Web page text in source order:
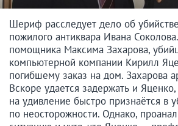
Шериф расследует дело об
пожилого антиквара Ивана
помощника Максима Захарова,
компьютерной компании Кирилл
погибшему заказ на дом. Захарова
Вскоре удается задержать и
на удивление быстро признаётся в
по неосторожности. Однако,